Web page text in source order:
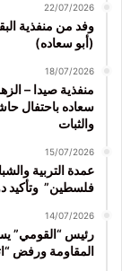
22/07/2026
وفد من منفذية
(أبو سعاده)
18/07/2026
منفذية صيدا –
سعاده باحتفال
والثبات
15/07/2026
عمدة التربية
فلسطين” وتأكيد
14/07/2026
رئيس “القومي”
المقاومة ورفض